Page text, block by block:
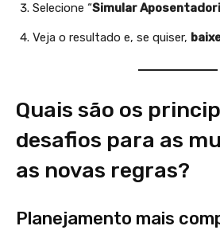
Selecione “Simular
Veja o resultado e, se quiser,
Quais são os
desafios para as
as novas regras?
Planejamento mais